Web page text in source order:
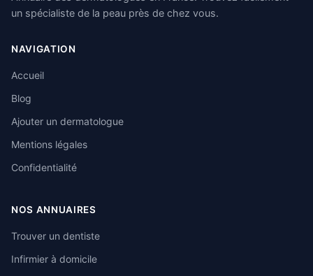
un spécialiste de la peau près de chez vous.
NAVIGATION
Accueil
Blog
Ajouter un dermatologue
Mentions légales
Confidentialité
NOS ANNUAIRES
Trouver un dentiste
Infirmier à domicile